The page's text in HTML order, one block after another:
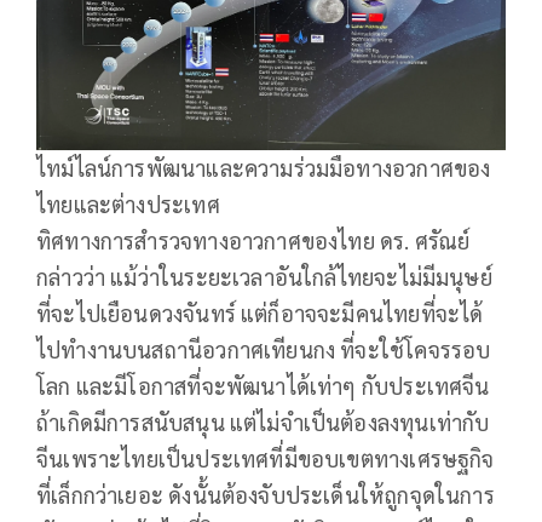
ไทม์ไลน์การพัฒนาและความร่วมมือทางอวกาศของ
ไทยและต่างประเทศ
ทิศทางการสำรวจทางอาวกาศของไทย ดร. ศรัณย์
กล่าวว่า แม้ว่าในระยะเวลาอันใกล้ไทยจะไม่มีมนุษย์
ที่จะไปเยือนดวงจันทร์ แต่ก็อาจจะมีคนไทยที่จะได้
ไปทำงานบนสถานีอวกาศเทียนกง ที่จะใช้โคจรรอบ
โลก และมีโอกาสที่จะพัฒนาได้เท่าๆ กับประเทศจีน
ถ้าเกิดมีการสนับสนุน แต่ไม่จำเป็นต้องลงทุนเท่ากับ
จีนเพราะไทยเป็นประเทศที่มีขอบเขตทางเศรษฐกิจ
ที่เล็กกว่าเยอะ ดังนั้นต้องจับประเด็นให้ถูกจุดในการ